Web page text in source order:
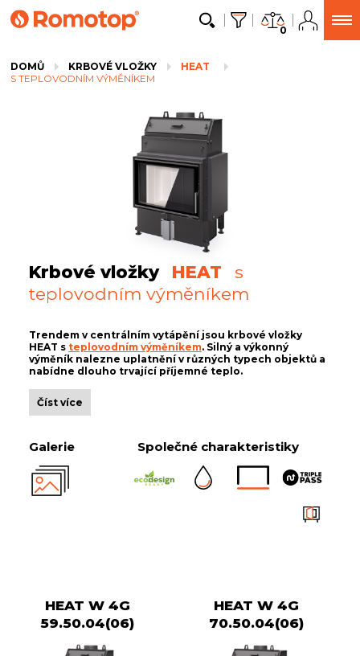
0
DOMŮ KRBOVÉ VLOŽKY
HEAT
S TEPLOVODNÍM VÝMĚNÍKEM
Krbové vložky HEAT
s
teplovodním výměníkem
Trendem v centrálním vytápění jsou krbové vložky
HEAT s teplovodním výměníkem. Silný a výkonný
výměník nalezne uplatnění v různých typech objektů a
nabídne dlouho trvající příjemné teplo.
Číst více
Galerie Společné charakteristiky
HEAT W 4G
59.50.04(06)
HEAT W 4G
70.50.04(06)